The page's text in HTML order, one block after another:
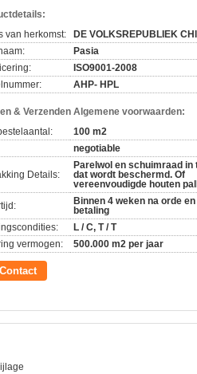
van herkomst:
DE VOLKSREPUBLIEK
Pasia
ISO9001-2008
AHP- HPL
& Verzenden Algemene voorwaarden:
100 m2
negotiable
Details:
Parelwol en schuimraad
dat wordt beschermd. Of
vereenvoudigde houten
Binnen 4 weken na orde
betaling
L / C, T / T
vermogen:
500.000 m2 per jaar
Contact